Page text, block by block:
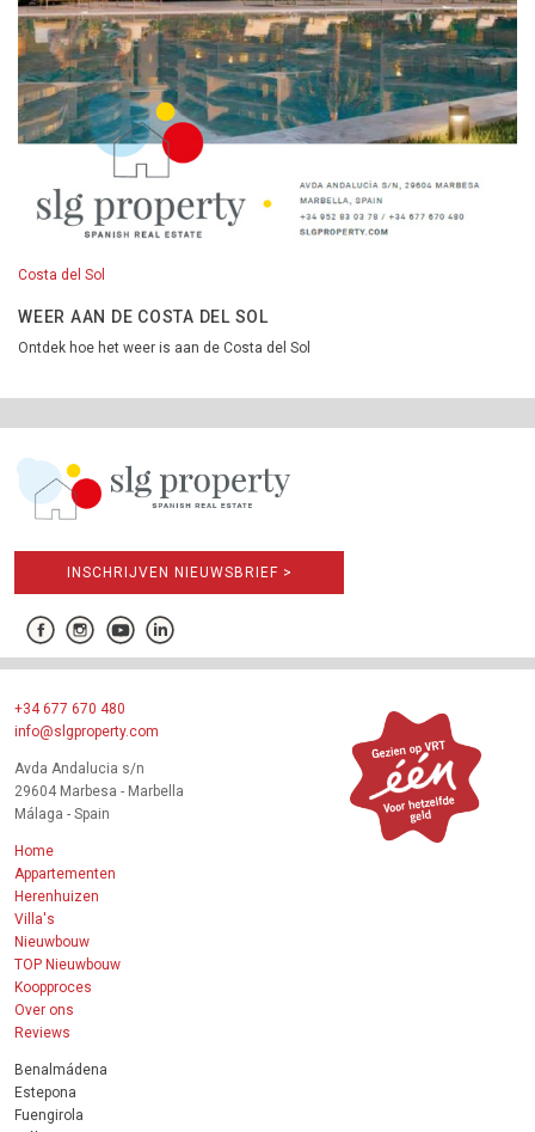
Costa del Sol
WEER AAN DE COSTA DEL SOL
Ontdek hoe het weer is aan de Costa del Sol
INSCHRIJVEN NIEUWSBRIEF >
+34 677 670 480
info@slgproperty.com
Avda Andalucia s/n
29604 Marbesa - Marbella
Málaga - Spain
Home
Appartementen
Herenhuizen
Villa's
Nieuwbouw
TOP Nieuwbouw
Koopproces
Over ons
Reviews
Benalmádena
Estepona
Fuengirola